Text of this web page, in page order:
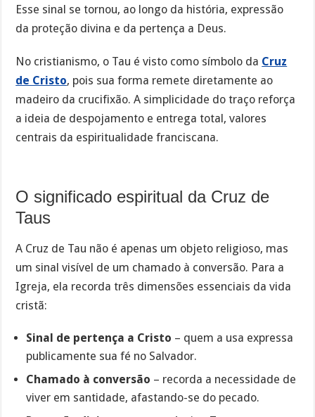
Esse sinal se tornou, ao longo da história, expressão
da proteção divina e da pertença a Deus.
No cristianismo, o Tau é visto como símbolo da Cruz
de Cristo, pois sua forma remete diretamente ao
madeiro da crucifixão. A simplicidade do traço reforça
a ideia de despojamento e entrega total, valores
centrais da espiritualidade franciscana.
O significado espiritual da Cruz de
Taus
A Cruz de Tau não é apenas um objeto religioso, mas
um sinal visível de um chamado à conversão. Para a
Igreja, ela recorda três dimensões essenciais da vida
cristã:
Sinal de pertença a Cristo – quem a usa expressa
publicamente sua fé no Salvador.
Chamado à conversão – recorda a necessidade de
viver em santidade, afastando-se do pecado.